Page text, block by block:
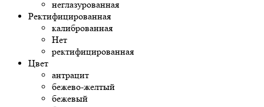
неглазурованная
Ректифицированная
калиброванная
Нет
ректифицированная
Цвет
антрацит
бежево-желтый
бежевый